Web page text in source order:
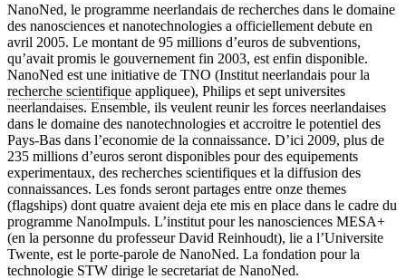
NanoNed, le programme neerlandais de recherches dans le domaine
des nanosciences et nanotechnologies a officiellement debute en
avril 2005. Le montant de 95 millions d’euros de subventions,
qu’avait promis le gouvernement fin 2003, est enfin disponible.
NanoNed est une initiative de TNO (Institut neerlandais pour la
recherche scientifique appliquee), Philips et sept universites
neerlandaises. Ensemble, ils veulent reunir les forces neerlandaises
dans le domaine des nanotechnologies et accroitre le potentiel des
Pays-Bas dans l’economie de la connaissance. D’ici 2009, plus de
235 millions d’euros seront disponibles pour des equipements
experimentaux, des recherches scientifiques et la diffusion des
connaissances. Les fonds seront partages entre onze themes
(flagships) dont quatre avaient deja ete mis en place dans le cadre du
programme NanoImpuls. L’institut pour les nanosciences MESA+
(en la personne du professeur David Reinhoudt), lie a l’Universite
Twente, est le porte-parole de NanoNed. La fondation pour la
technologie STW dirige le secretariat de NanoNed.